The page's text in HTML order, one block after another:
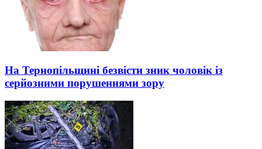
На Тернопільщині безвісти зник чоловік із
серйозними порушеннями зору